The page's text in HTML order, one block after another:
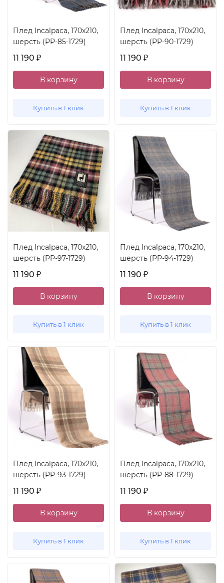
Плед Incalpaca, 170x210,
шерсть (PP-85-1729)
11 190 ₽
В корзину
Купить в 1 клик
Плед Incalpaca, 170x210,
шерсть (PP-90-1729)
11 190 ₽
В корзину
Купить в 1 клик
Плед Incalpaca, 170x210,
шерсть (PP-97-1729)
11 190 ₽
В корзину
Купить в 1 клик
Плед Incalpaca, 170x210,
шерсть (PP-94-1729)
11 190 ₽
В корзину
Купить в 1 клик
Плед Incalpaca, 170x210,
шерсть (PP-93-1729)
11 190 ₽
В корзину
Купить в 1 клик
Плед Incalpaca, 170x210,
шерсть (PP-88-1729)
11 190 ₽
В корзину
Купить в 1 клик